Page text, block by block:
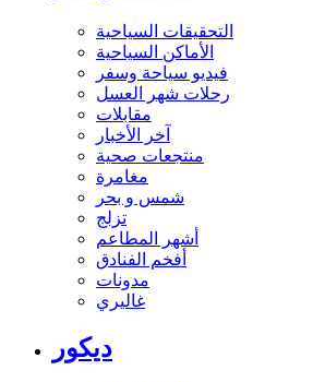
التحقيقات السياحية
الأماكن السياحية
فيديو سياحة وسفر
رحلات شهر العسل
مقابلات
آخر الأخبار
منتجعات صحية
مغامرة
شمس و بحر
تزلج
أشهر المطاعم
أفخم الفنادق
مدونات
غاليري
ديكور